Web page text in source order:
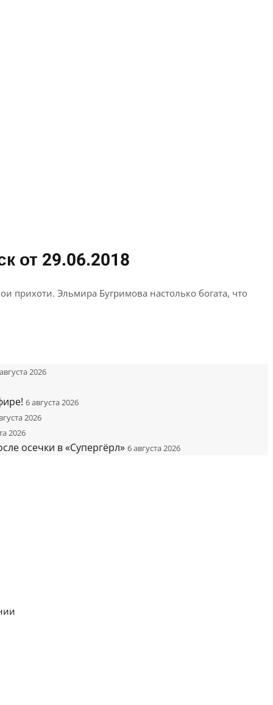
от 29.06.2018
прихоти. Эльмира Бугримова настолько богата, что
2026
6 августа 2026
2026
2026
осечки в «Супергёрл» 6 августа 2026